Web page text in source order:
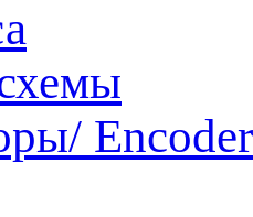
Encoder